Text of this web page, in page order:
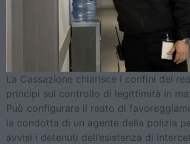
La Cassazione chiarisce i confini del
principi sul controllo di legittimità in
Può configurare il reato di
la condotta di un agente della polizia
avvisi i detenuti dell’esistenza di